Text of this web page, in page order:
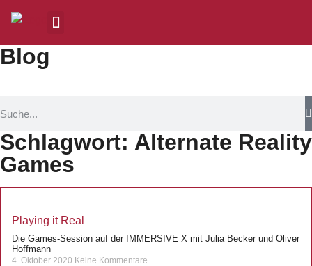
Blog
Schlagwort: Alternate Reality
Games
Playing it Real
Die Games-Session auf der IMMERSIVE X mit Julia Becker und Oliver
Hoffmann
4. Oktober 2020 Keine Kommentare